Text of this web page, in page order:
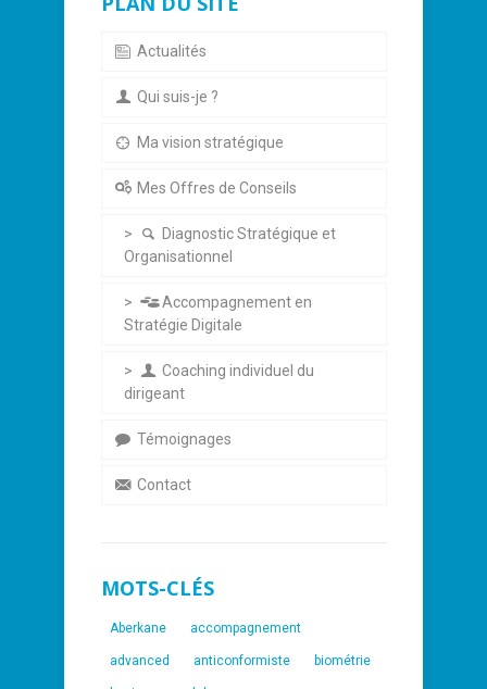
Actualités
Qui suis-je ?
Ma vision stratégique
Mes Offres de Conseils
Diagnostic Stratégique et
Organisationnel
Accompagnement en
Stratégie Digitale
Coaching individuel du
dirigeant
Témoignages
Contact
MOTS-CLÉS
Aberkane accompagnement
advanced anticonformiste biométrie